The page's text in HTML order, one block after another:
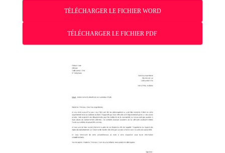
TÉLÉCHARGER LE FICHIER WORD
TÉLÉCHARGER LE FICHIER PDF